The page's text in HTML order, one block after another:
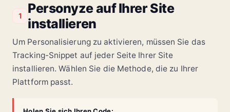
1
Personyze auf Ihrer Site
installieren
Um Personalisierung zu aktivieren, müssen Sie das
Tracking-Snippet auf jeder Seite Ihrer Site
installieren. Wählen Sie die Methode, die zu Ihrer
Plattform passt.